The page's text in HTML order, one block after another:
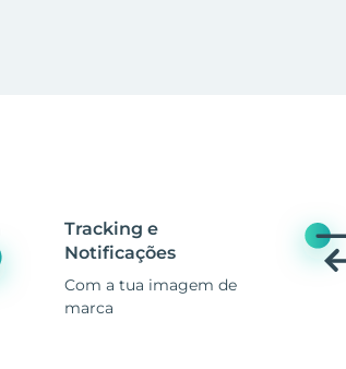
Tracking e
Notificações
Com a tua imagem de
marca